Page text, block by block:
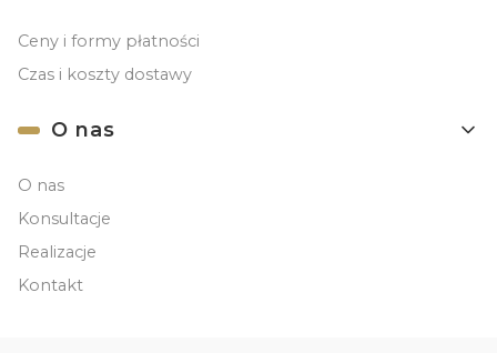
Ceny i formy płatności
Czas i koszty dostawy
O nas
O nas
Konsultacje
Realizacje
Kontakt